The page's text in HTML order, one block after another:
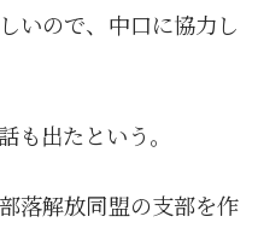
いので、中口に協力し
も出たという。
落解放同盟の支部を作